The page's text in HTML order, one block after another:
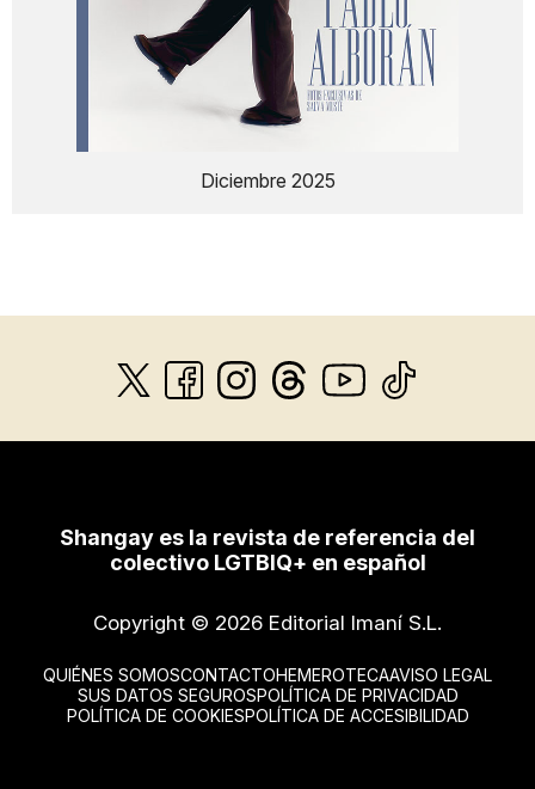
Diciembre 2025
Shangay es la revista de referencia del
colectivo LGTBIQ+ en español
Copyright © 2026 Editorial Imaní S.L.
QUIÉNES SOMOSCONTACTOHEMEROTECAAVISO LEGAL
SUS DATOS SEGUROSPOLÍTICA DE PRIVACIDAD
POLÍTICA DE COOKIESPOLÍTICA DE ACCESIBILIDAD